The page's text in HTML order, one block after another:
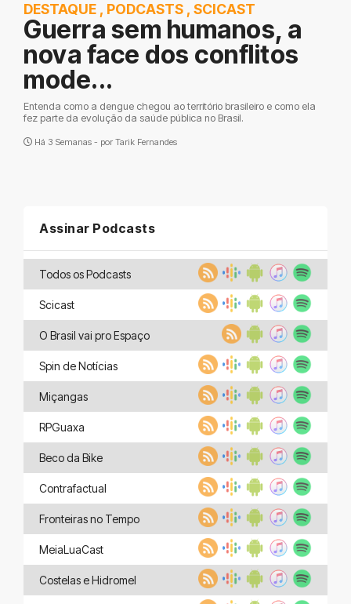
DESTAQUE , PODCASTS , SCICAST
Guerra sem humanos, a
nova face dos conflitos
mode...
Entenda como a dengue chegou ao território brasileiro e como ela
fez parte da evolução da saúde pública no Brasil.
Há 3 Semanas - por Tarik Fernandes
Assinar Podcasts
Todos os Podcasts
Scicast
O Brasil vai pro Espaço
Spin de Notícias
Miçangas
RPGuaxa
Beco da Bike
Contrafactual
Fronteiras no Tempo
MeiaLuaCast
Costelas e Hidromel